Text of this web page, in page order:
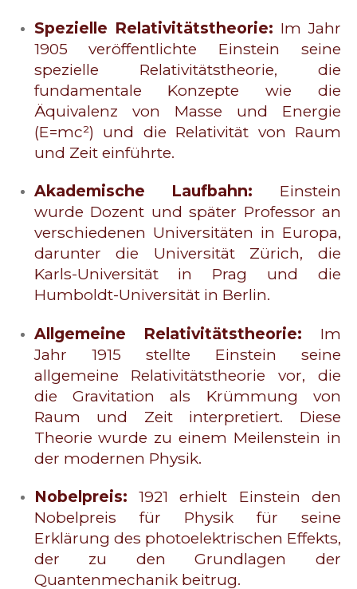
Spezielle Relativitätstheorie: Im Jahr
1905 veröffentlichte Einstein seine
spezielle Relativitätstheorie, die
fundamentale Konzepte wie die
Äquivalenz von Masse und Energie
(E=mc²) und die Relativität von Raum
und Zeit einführte.
Akademische Laufbahn: Einstein
wurde Dozent und später Professor an
verschiedenen Universitäten in Europa,
darunter die Universität Zürich, die
Karls-Universität in Prag und die
Humboldt-Universität in Berlin.
Allgemeine Relativitätstheorie: Im
Jahr 1915 stellte Einstein seine
allgemeine Relativitätstheorie vor, die
die Gravitation als Krümmung von
Raum und Zeit interpretiert. Diese
Theorie wurde zu einem Meilenstein in
der modernen Physik.
Nobelpreis: 1921 erhielt Einstein den
Nobelpreis für Physik für seine
Erklärung des photoelektrischen Effekts,
der zu den Grundlagen der
Quantenmechanik beitrug.